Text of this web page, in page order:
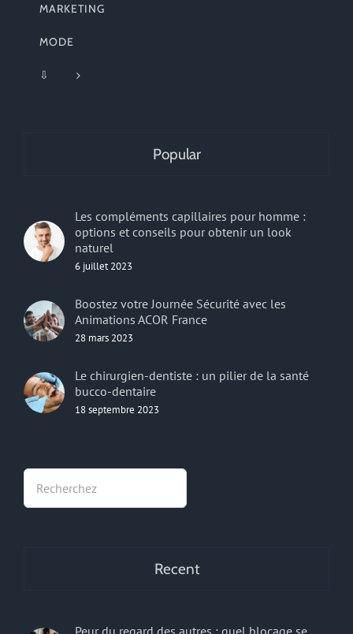
MARKETING
MODE
⇩
Popular
Les compléments capillaires pour homme :
options et conseils pour obtenir un look
naturel
6 juillet 2023
Boostez votre Journée Sécurité avec les
Animations ACOR France
28 mars 2023
Le chirurgien-dentiste : un pilier de la santé
bucco-dentaire
18 septembre 2023
Recent
Peur du regard des autres : quel blocage se